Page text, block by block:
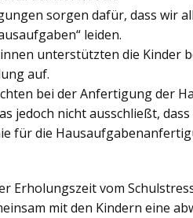
sorgen dafür, dass wir
leiden.
unterstützten die Kinder
auf.
bei der Anfertigung der
jedoch nicht ausschließt,
für die
Erholungszeit vom
mit den Kindern eine